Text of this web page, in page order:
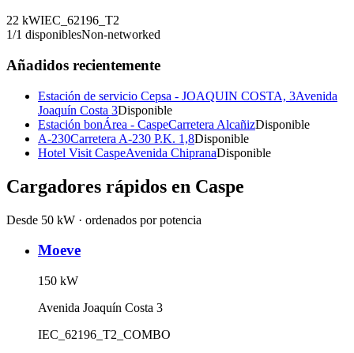
22 kWIEC_62196_T2
1/1 disponiblesNon-networked
Añadidos recientemente
Estación de servicio Cepsa - JOAQUIN COSTA, 3Avenida
Joaquín Costa 3Disponible
Estación bonÁrea - CaspeCarretera AlcañizDisponible
A-230Carretera A-230 P.K. 1,8Disponible
Hotel Visit CaspeAvenida ChipranaDisponible
Cargadores rápidos en Caspe
Desde 50 kW · ordenados por potencia
Moeve
150 kW
Avenida Joaquín Costa 3
IEC_62196_T2_COMBO